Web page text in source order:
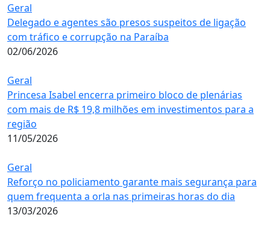
Geral
Delegado e agentes são presos suspeitos de ligação
com tráfico e corrupção na Paraíba
02/06/2026
Geral
Princesa Isabel encerra primeiro bloco de plenárias
com mais de R$ 19,8 milhões em investimentos para a
região
11/05/2026
Geral
Reforço no policiamento garante mais segurança para
quem frequenta a orla nas primeiras horas do dia
13/03/2026